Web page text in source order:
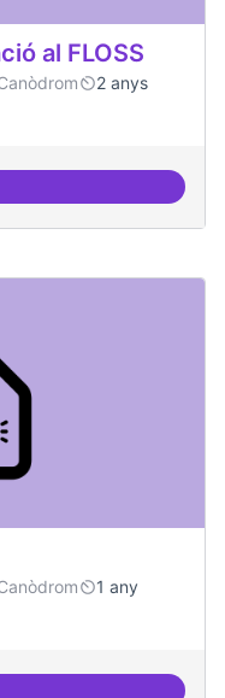
al FLOSS
2 anys
estable de migració al
1 any